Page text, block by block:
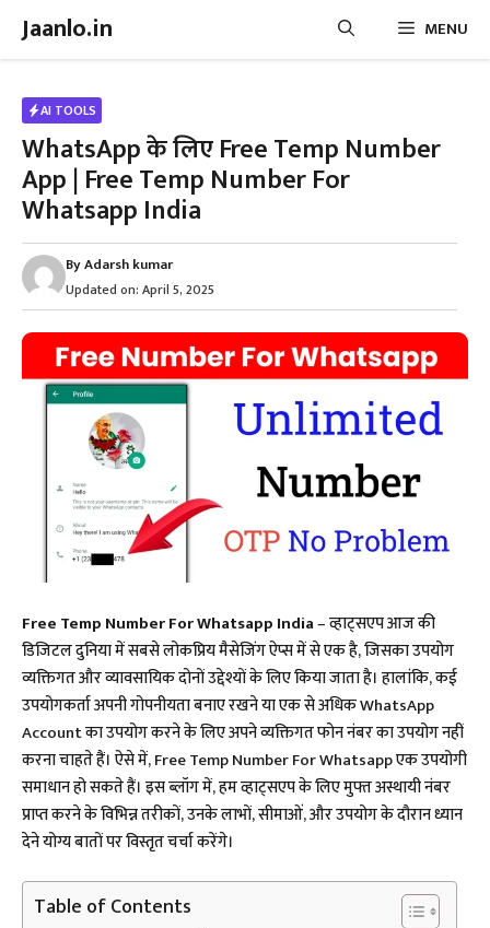
content
Jaanlo.in MENU
AI TOOLS
WhatsApp के लिए Free Temp Number
App | Free Temp Number For
Whatsapp India
ByAdarsh kumar
Updated on: April 5, 2025
Free Temp Number For Whatsapp India– व्हाट्सएप आज की
डिजिटल दुनिया में सबसे लोकप्रिय मैसेजिंग ऐप्स में से एक है, जिसका उपयोग
व्यक्तिगत और व्यावसायिक दोनों उद्देश्यों के लिए किया जाता है। हालांकि, कई
उपयोगकर्ता अपनी गोपनीयता बनाए रखने या एक से अधिक WhatsApp
Account का उपयोग करने के लिए अपने व्यक्तिगत फोन नंबर का उपयोग नहीं
करना चाहते हैं। ऐसे में, Free Temp Number For Whatsapp एक उपयोगी
समाधान हो सकते हैं। इस ब्लॉग में, हम व्हाट्सएप के लिए मुफ्त अस्थायी नंबर
प्राप्त करने के विभिन्न तरीकों, उनके लाभों, सीमाओं, और उपयोग के दौरान ध्यान
देने योग्य बातों पर विस्तृत चर्चा करेंगे।​​
Table of Contents